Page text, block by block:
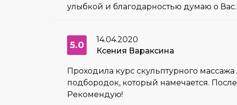
улыбкой и благодарностью думаю о Вас.!
5.0
14.04.2020
Ксения Вараксина
Проходила курс скульптурного
подбородок, который намечается.
Рекомендую!